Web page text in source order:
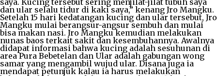
saya. Kucing tersebut sering menjilat-jilat tubuh saya
dan ular selalu tidur di kaki saya,” kenang Jro Mangku.
Setelah 15 hari kedatangan kucing dan ular tersebut, Jro
Mangku mulai berangsur-angsur sembuh dan mulai
bisa makan nasi. Jro Mangku kemudian melakukan
nunas baos terkait sakit dan kesembuhannya. Awalnya
didapat informasi bahwa kucing adalah sesuhunan di
area Pura Bebetelan dan Ular adalah gabungan wong
samar yang mengambil wujud ular. Disana juga ia
mendapat petunjuk kalau ia harus melakukan